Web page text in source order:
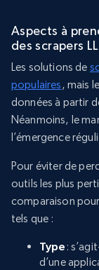
Aspects à
des scrapers
Les solutions de
populaires, mais
données à partir
Néanmoins, le
l’émergence
Pour éviter de
outils les plus
comparaison
tels que :
Type :
d’une